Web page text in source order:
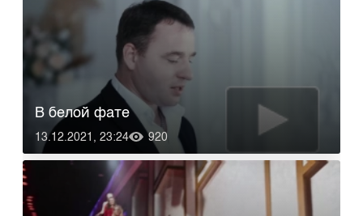
13.12.2021, 23:24 920
В белой фате